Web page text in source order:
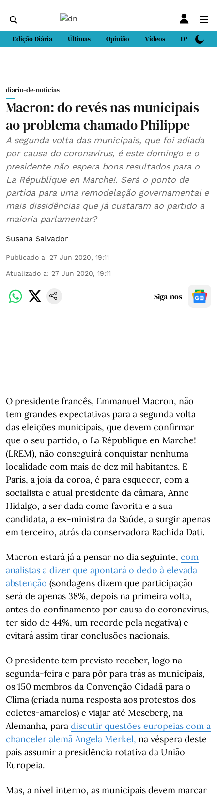
Edição Diária Últimas Opinião Vídeos DN Sport
diario-de-noticias
Macron: do revés nas municipais
ao problema chamado Philippe
A segunda volta das municipais, que foi adiada
por causa do coronavírus, é este domingo e o
presidente não espera bons resultados para o
La République en Marche!. Será o ponto de
partida para uma remodelação governamental e
mais dissidências que já custaram ao partido a
maioria parlamentar?
Susana Salvador
Publicado a: 27 Jun 2020, 19:11
Atualizado a: 27 Jun 2020, 19:11
Siga-nos
O presidente francês, Emmanuel Macron, não
tem grandes expectativas para a segunda volta
das eleições municipais, que devem confirmar
que o seu partido, o La République en Marche!
(LREM), não conseguirá conquistar nenhuma
localidade com mais de dez mil habitantes. E
Paris, a joia da coroa, é para esquecer, com a
socialista e atual presidente da câmara, Anne
Hidalgo, a ser dada como favorita e a sua
candidata, a ex-ministra da Saúde, a surgir apenas
em terceiro, atrás da conservadora Rachida Dati.
Macron estará já a pensar no dia seguinte, com
analistas a dizer que apontará o dedo à elevada
abstenção (sondagens dizem que participação
será de apenas 38%, depois na primeira volta,
antes do confinamento por causa do coronavírus,
ter sido de 44%, um recorde pela negativa) e
evitará assim tirar conclusões nacionais.
O presidente tem previsto receber, logo na
segunda-feira e para pôr para trás as municipais,
os 150 membros da Convenção Cidadã para o
Clima (criada numa resposta aos protestos dos
coletes-amarelos) e viajar até Meseberg, na
Alemanha, para discutir questões europeias com a
chanceler alemã Angela Merkel, na véspera deste
país assumir a presidência rotativa da União
Europeia.
Mas, a nível interno, as municipais devem marcar